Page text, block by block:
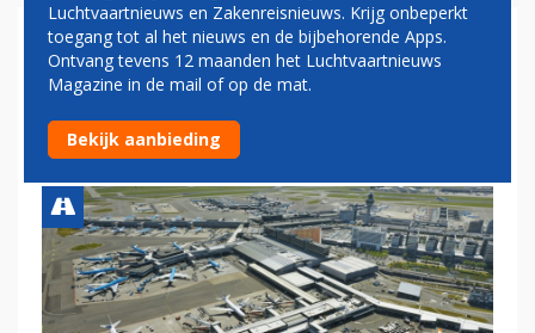
ONDERZOEKSRAAD TREKT
KEIHARDE CONCLUSIES OVER
VEILIGHEID SCHIPHOL
Luchtvaartnieuws en Zakenreisnieuws. Krijg onbeperkt
toegang tot al het nieuws en de bijbehorende Apps.
Ontvang tevens 12 maanden het Luchtvaartnieuws
Magazine in de mail of op de mat.
Bekijk aanbieding